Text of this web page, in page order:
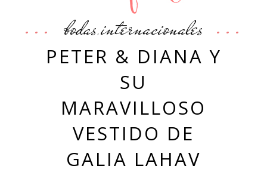
bodas,internacionales
PETER & DIANA Y
SU
MARAVILLOSO
VESTIDO DE
GALIA LAHAV